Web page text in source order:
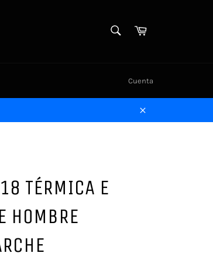
Carrito
Cuenta
Cerrar
TÉRMICA E
HOMBRE